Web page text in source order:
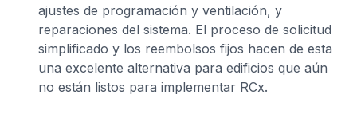
ajustes de programación y ventilación, y
reparaciones del sistema. El proceso de solicitud
simplificado y los reembolsos fijos hacen de esta
una excelente alternativa para edificios que aún
no están listos para implementar RCx.